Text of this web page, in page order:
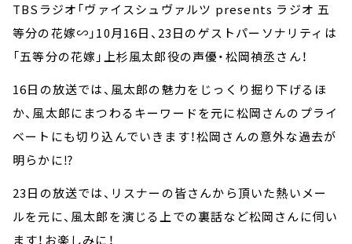
TBSラジオ「ヴァイスシュヴァルツ presents ラジオ 五
等分の花嫁∽」10月16日、23日のゲストパーソナリティは
「五等分の花嫁」上杉風太郎役の声優・松岡禎丞さん！
16日の放送では、風太郎の魅力をじっくり掘り下げるほ
か、風太郎にまつわるキーワードを元に松岡さんのプライ
ベートにも切り込んでいきます！松岡さんの意外な過去が
明らかに⁉
23日の放送では、リスナーの皆さんから頂いた熱いメー
ルを元に、風太郎を演じる上での裏話など松岡さんに伺い
ます！お楽しみに！